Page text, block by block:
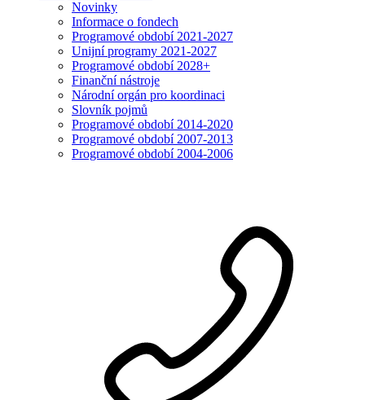
Novinky
Informace o fondech
Programové období 2021-2027
Unijní programy 2021-2027
Programové období 2028+
Finanční nástroje
Národní orgán pro koordinaci
Slovník pojmů
Programové období 2014-2020
Programové období 2007-2013
Programové období 2004-2006